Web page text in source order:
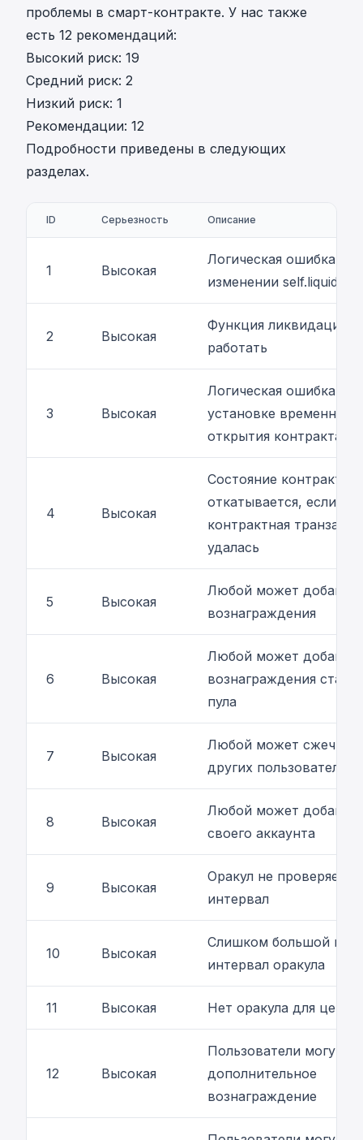
проблемы в смарт-контракте. У нас также
есть 12 рекомендаций:
Высокий риск: 19
Средний риск: 2
Низкий риск: 1
Рекомендации: 12
Подробности приведены в следующих
разделах.
ID Серьезность Описание
1 Высокая
Логическая ошибка при
изменении
2 Высокая
Функция ликвидации
работать
3 Высокая
Логическая ошибка при
установке временной
открытия контракта
4 Высокая
Состояние контракта
откатывается, если
контрактная
удалась
5 Высокая
Любой может
вознаграждения
6 Высокая
Любой может
вознаграждения
пула
7 Высокая
Любой может сжечь
других пользователей
8 Высокая
Любой может
своего аккаунта
9 Высокая
Оракул не проверяет
интервал
10 Высокая
Слишком большой
интервал оракула
11 Высокая Нет оракула для цены
12 Высокая
Пользователи могут
дополнительное
вознаграждение